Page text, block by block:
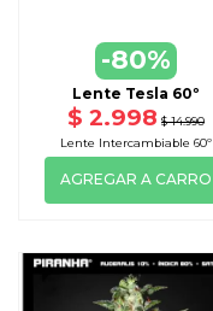
-80%
Lente Tesla 60º
$ 2.998 $ 14.990
Lente Intercambiable 60º
AGREGAR A CARRO